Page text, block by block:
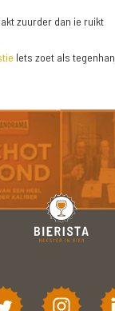
zuurder dan ie ruikt
Iets zoet als